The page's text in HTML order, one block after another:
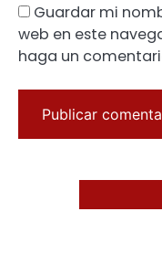
Guardar mi
web en este
haga un